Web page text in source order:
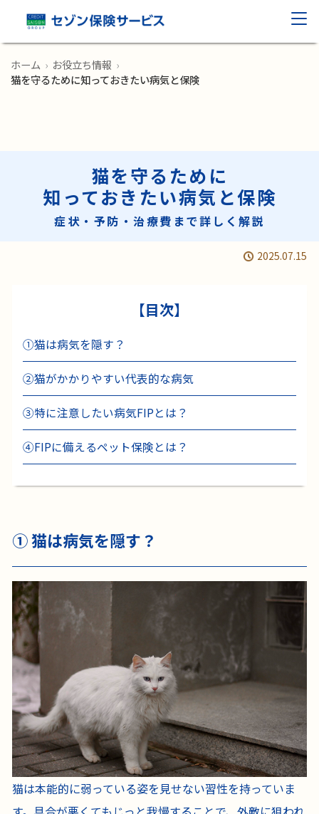
ホーム › お役立ち情報 ›
猫を守るために知っておきたい病気と保険
猫を守るために
知っておきたい病気と保険
症状・予防・治療費まで詳しく解説
2025.07.15
【目次】
①猫は病気を隠す？
②猫がかかりやすい代表的な病気
③特に注意したい病気FIPとは？
④FIPに備えるペット保険とは？
① 猫は病気を隠す？
猫は本能的に弱っている姿を見せない習性を持っていま